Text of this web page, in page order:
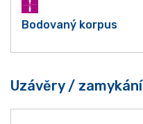
Bodovaný korpus
Uzávěry / zamykání